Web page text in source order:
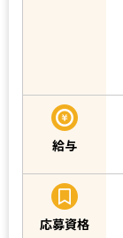
給与
応募資格